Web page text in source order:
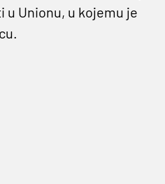
Unionu, u kojemu je